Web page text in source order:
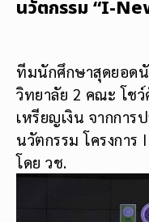
นวัตกรรม “I-
ทีมนักศึกษาสุดยอด
วิทยาลัย 2 คณะ โช
เหรียญเงิน จากการ
นวัตกรรม โครงการ
โดย วช.